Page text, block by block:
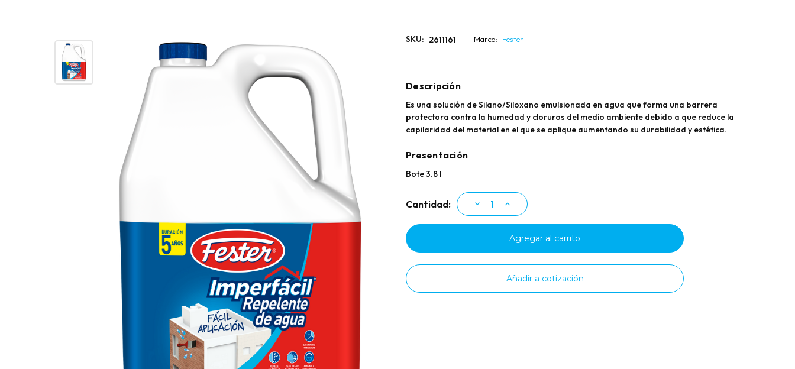
SKU: 2611161 Marca: Fester
Descripción
Es una solución de Silano/Siloxano emulsionada en agua que forma una barrera
protectora contra la humedad y cloruros del medio ambiente debido a que reduce la
capilaridad del material en el que se aplique aumentando su durabilidad y estética.
Presentación
Bote 3.8 l
Existencias
Cantidad: Disminuir
Imperfácil
Repelente
Aumentar
Fester
Imperfácil
Repelente
Añadir a cotización